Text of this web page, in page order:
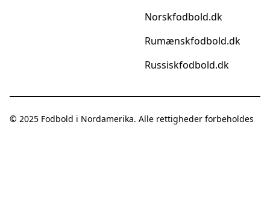
Norskfodbold.dk
Rumænskfodbold.dk
Russiskfodbold.dk
© 2025 Fodbold i Nordamerika. Alle rettigheder forbeholdes